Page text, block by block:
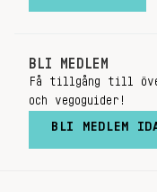
BLI MEDLEM
Få tillgång till
och vegoguider!
BLI MEDLEM